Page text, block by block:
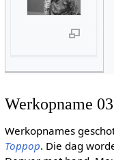
Werkopname
Werkopnames
Toppop. Die dag